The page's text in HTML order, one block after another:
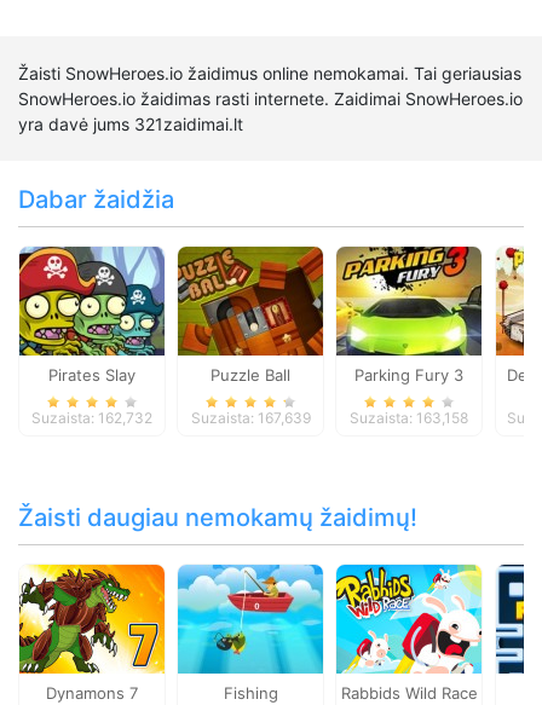
Žaisti SnowHeroes.io žaidimus online nemokamai. Tai geriausias
SnowHeroes.io žaidimas rasti internete. Zaidimai SnowHeroes.io
yra davė jums 321zaidimai.lt
Dabar žaidžia
Pirates Slay
Suzaista: 162,732
Puzzle Ball
Suzaista: 167,639
Parking Fury 3
Suzaista: 163,158
Žaisti daugiau nemokamų žaidimų!
Dynamons 7 Fishing Rabbids Wild Race